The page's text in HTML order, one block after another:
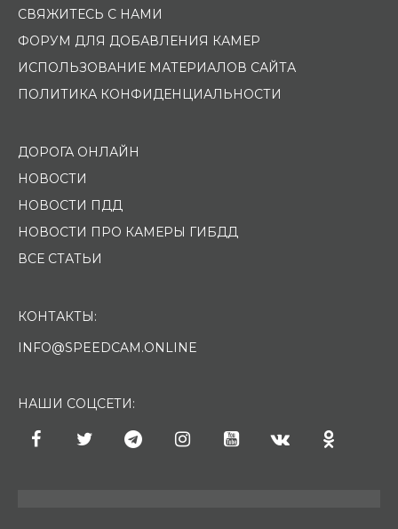
СВЯЖИТЕСЬ С НАМИ
ФОРУМ ДЛЯ ДОБАВЛЕНИЯ КАМЕР
ИСПОЛЬЗОВАНИЕ МАТЕРИАЛОВ САЙТА
ПОЛИТИКА КОНФИДЕНЦИАЛЬНОСТИ
ДОРОГА ОНЛАЙН
НОВОСТИ
НОВОСТИ ПДД
НОВОСТИ ПРО КАМЕРЫ ГИБДД
ВСЕ СТАТЬИ
КОНТАКТЫ:
INFO@SPEEDCAM.ONLINE
НАШИ СОЦСЕТИ: